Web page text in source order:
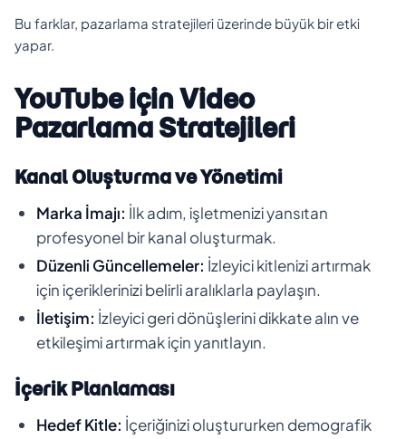
Bu farklar, pazarlama stratejileri üzerinde büyük bir etki
yapar.
YouTube için Video
Pazarlama Stratejileri
Kanal Oluşturma ve Yönetimi
Marka İmajı: İlk adım, işletmenizi yansıtan
profesyonel bir kanal oluşturmak.
Düzenli Güncellemeler: İzleyici kitlenizi artırmak
için içeriklerinizi belirli aralıklarla paylaşın.
İletişim: İzleyici geri dönüşlerini dikkate alın ve
etkileşimi artırmak için yanıtlayın.
İçerik Planlaması
Hedef Kitle: İçeriğinizi oluştururken demografik